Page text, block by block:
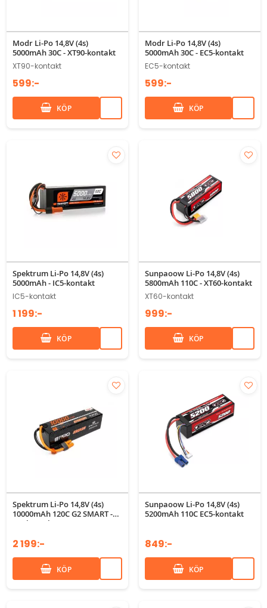
Modr Li-Po 14,8V (4s)
5000mAh 30C - XT90-kontakt
XT90-kontakt
599:-
KÖP
Modr Li-Po 14,8V (4s)
5000mAh 30C - EC5-kontakt
EC5-kontakt
599:-
KÖP
Spektrum Li-Po 14,8V (4s)
5000mAh - IC5-kontakt
IC5-kontakt
1 199:-
KÖP
Sunpaoow Li-Po 14,8V (4s)
5800mAh 110C - XT60-kontakt
XT60-kontakt
999:-
KÖP
Spektrum Li-Po 14,8V (4s)
10000mAh 120C G2 SMART -
IC5-kontakt
2 199:-
KÖP
Sunpaoow Li-Po 14,8V (4s)
5200mAh 110C EC5-kontakt
849:-
KÖP